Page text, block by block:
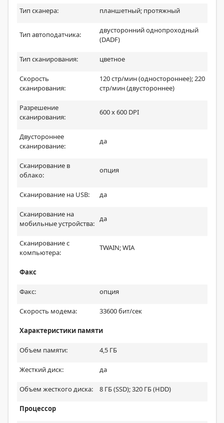
Тип сканера: планшетный; протяжный
Тип автоподатчика:
двусторонний однопроходный
(DADF)
Тип сканирования: цветное
Скорость
сканирования:
120 стр/мин (одностороннее); 220
стр/мин (двустороннее)
Разрешение
сканирования:
600 x 600 DPI
Двустороннее
сканирование:
да
Сканирование в
облако:
опция
Сканирование на USB: да
Сканирование на
мобильные устройства:
да
Сканирование с
компьютера:
TWAIN; WIA
Факс
Факс: опция
Скорость модема: 33600 бит/сек
Характеристики памяти
Объем памяти: 4,5 ГБ
Жесткий диск: да
Объем жесткого диска: 8 ГБ (SSD); 320 ГБ (HDD)
Процессор